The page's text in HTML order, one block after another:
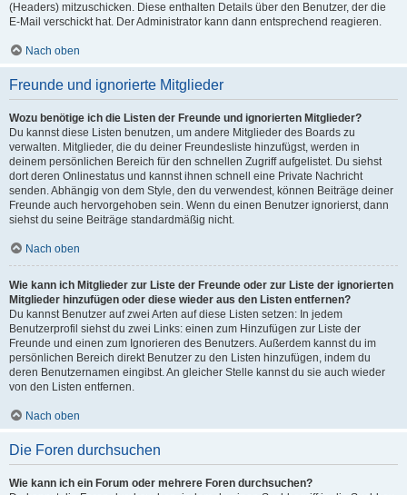
(Headers) mitzuschicken. Diese enthalten Details über den Benutzer, der die
E-Mail verschickt hat. Der Administrator kann dann entsprechend reagieren.
Nach oben
Freunde und ignorierte Mitglieder
Wozu benötige ich die Listen der Freunde und ignorierten Mitglieder?
Du kannst diese Listen benutzen, um andere Mitglieder des Boards zu
verwalten. Mitglieder, die du deiner Freundesliste hinzufügst, werden in
deinem persönlichen Bereich für den schnellen Zugriff aufgelistet. Du siehst
dort deren Onlinestatus und kannst ihnen schnell eine Private Nachricht
senden. Abhängig von dem Style, den du verwendest, können Beiträge deiner
Freunde auch hervorgehoben sein. Wenn du einen Benutzer ignorierst, dann
siehst du seine Beiträge standardmäßig nicht.
Nach oben
Wie kann ich Mitglieder zur Liste der Freunde oder zur Liste der ignorierten
Mitglieder hinzufügen oder diese wieder aus den Listen entfernen?
Du kannst Benutzer auf zwei Arten auf diese Listen setzen: In jedem
Benutzerprofil siehst du zwei Links: einen zum Hinzufügen zur Liste der
Freunde und einen zum Ignorieren des Benutzers. Außerdem kannst du im
persönlichen Bereich direkt Benutzer zu den Listen hinzufügen, indem du
deren Benutzernamen eingibst. An gleicher Stelle kannst du sie auch wieder
von den Listen entfernen.
Nach oben
Die Foren durchsuchen
Wie kann ich ein Forum oder mehrere Foren durchsuchen?